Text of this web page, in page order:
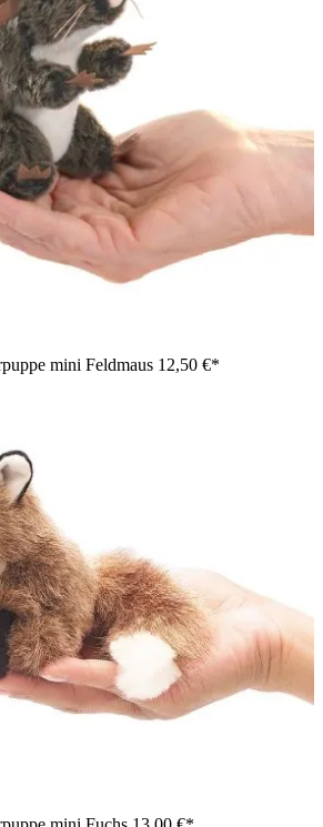
mini Feldmaus 12,50 €*